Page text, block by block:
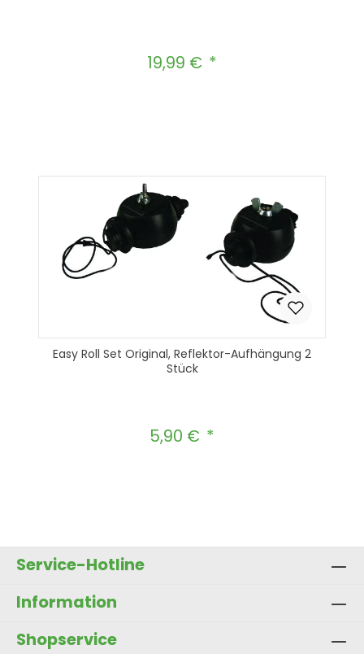
Regulärer Preis:
19,99 €
Easy Roll Set Original, Reflektor-Aufhängung 2
Stück
Regulärer Preis:
5,90 €
Service-Hotline
Information
Shopservice